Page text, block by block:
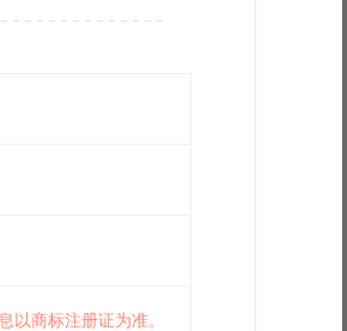
以商标注册证为准。